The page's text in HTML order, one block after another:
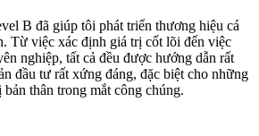
B đã giúp tôi phát triển thương hiệu cá
Từ việc xác định giá trị cốt lõi đến việc
nghiệp, tất cả đều được hướng dẫn rất
đầu tư rất xứng đáng, đặc biệt cho những
thân trong mắt công chúng.